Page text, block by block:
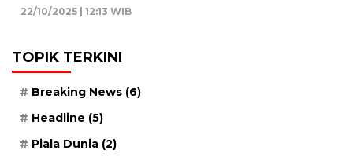
22/10/2025 | 12:13 WIB
TOPIK TERKINI
Breaking News (6)
Headline (5)
Piala Dunia (2)